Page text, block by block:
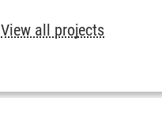
View all projects